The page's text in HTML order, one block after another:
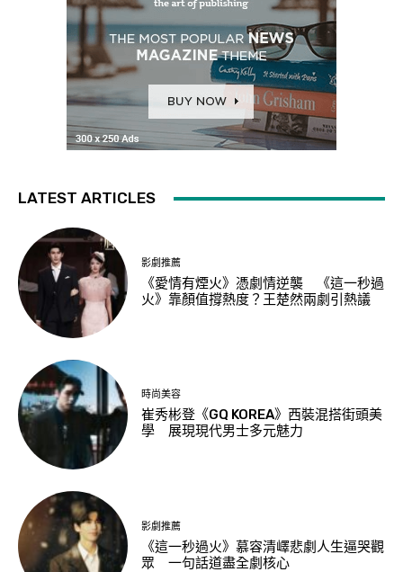
LATEST ARTICLES
影劇推薦
《愛情有煙火》憑劇情逆襲 《這一秒過
火》靠顏值撐熱度？王楚然兩劇引熱議
時尚美容
崔秀彬登《GQ KOREA》西裝混搭街頭美
學 展現現代男士多元魅力
影劇推薦
《這一秒過火》慕容清嶧悲劇人生逼哭觀
眾 一句話道盡全劇核心